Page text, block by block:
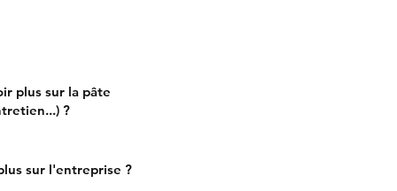
plus sur la pâte
?
sur l'entreprise ?